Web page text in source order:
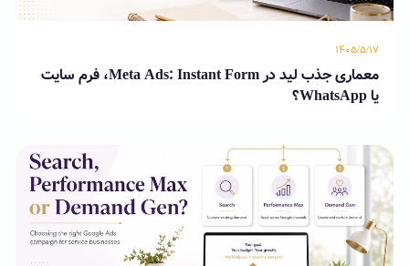
۱۴۰۵/۵/۱۷
معماری جذب لید در Meta Ads: Instant Form، فرم سایت
یا WhatsApp؟